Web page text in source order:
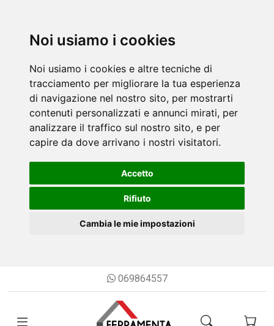
Noi usiamo i cookies
Noi usiamo i cookies e altre tecniche di
tracciamento per migliorare la tua esperienza
di navigazione nel nostro sito, per mostrarti
contenuti personalizzati e annunci mirati, per
analizzare il traffico sul nostro sito, e per
capire da dove arrivano i nostri visitatori.
Accetto
Rifiuto
Cambia le mie impostazioni
069864557